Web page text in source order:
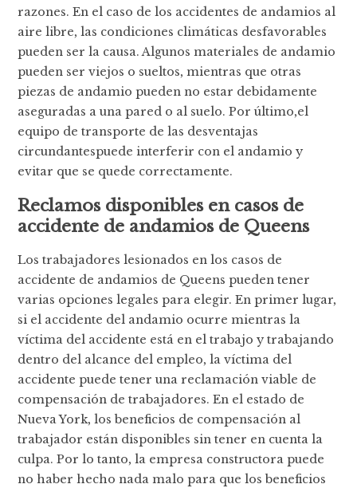
razones. En el caso de los accidentes de andamios al
aire libre, las condiciones climáticas desfavorables
pueden ser la causa. Algunos materiales de andamio
pueden ser viejos o sueltos, mientras que otras
piezas de andamio pueden no estar debidamente
aseguradas a una pared o al suelo. Por último,el
equipo de transporte de las desventajas
circundantespuede interferir con el andamio y
evitar que se quede correctamente.
Reclamos disponibles en casos de
accidente de andamios de Queens
Los trabajadores lesionados en los casos de
accidente de andamios de Queens pueden tener
varias opciones legales para elegir. En primer lugar,
si el accidente del andamio ocurre mientras la
víctima del accidente está en el trabajo y trabajando
dentro del alcance del empleo, la víctima del
accidente puede tener una reclamación viable de
compensación de trabajadores. En el estado de
Nueva York, los beneficios de compensación al
trabajador están disponibles sin tener en cuenta la
culpa. Por lo tanto, la empresa constructora puede
no haber hecho nada malo para que los beneficios